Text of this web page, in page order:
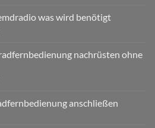
was wird benötigt
Passat
nachrüsten ohne
Fusion
Lenkradfernbedienung
anschließen